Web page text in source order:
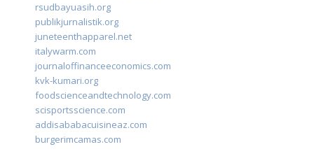
rsudbayuasih.org
publikjurnalistik.org
juneteenthapparel.net
italywarm.com
journaloffinanceeconomics.com
kvk-kumari.org
foodscienceandtechnology.com
scisportsscience.com
addisababacuisineaz.com
burgerimcamas.com